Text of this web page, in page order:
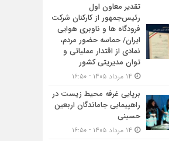
تقدیر معاون اول
رئیس‌جمهور از کارکنان شرکت
فرودگاه ها و ناوبری هوایی
ایران/ حماسه حضور مردم،
نمادی از اقتدار عملیاتی و
توان مدیریتی کشور
برپایی غرفه محیط زیست در
راهپیمایی جاماندگان اربعین
حسینی